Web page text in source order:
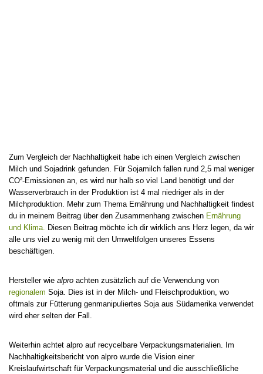
Zum Vergleich der Nachhaltigkeit habe ich einen Vergleich zwischen
Milch und Sojadrink gefunden. Für Sojamilch fallen rund 2,5 mal weniger
CO²-Emissionen an, es wird nur halb so viel Land benötigt und der
Wasserverbrauch in der Produktion ist 4 mal niedriger als in der
Milchproduktion. Mehr zum Thema Ernährung und Nachhaltigkeit findest
du in meinem Beitrag über den Zusammenhang zwischen Ernährung
und Klima. Diesen Beitrag möchte ich dir wirklich ans Herz legen, da wir
alle uns viel zu wenig mit den Umweltfolgen unseres Essens
beschäftigen.
Hersteller wie alpro achten zusätzlich auf die Verwendung von
regionalem Soja. Dies ist in der Milch- und Fleischproduktion, wo
oftmals zur Fütterung genmanipuliertes Soja aus Südamerika verwendet
wird eher selten der Fall.
Weiterhin achtet alpro auf recycelbare Verpackungsmaterialien. Im
Nachhaltigkeitsbericht von alpro wurde die Vision einer
Kreislaufwirtschaft für Verpackungsmaterial und die ausschließliche